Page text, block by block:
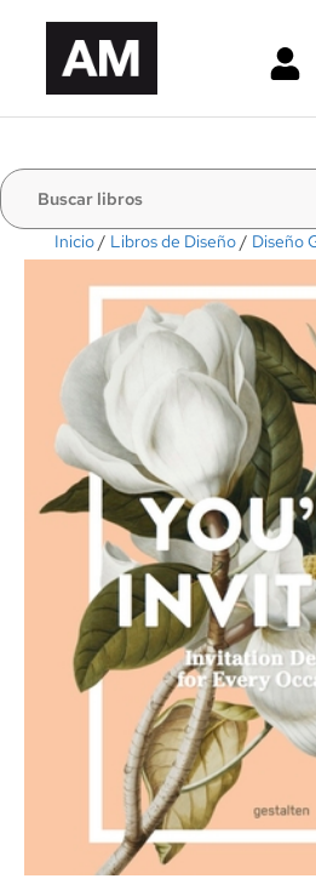
Inicio/ Libros de Diseño/ Diseño